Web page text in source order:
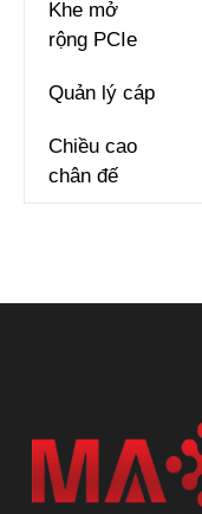
Khe mở
rộng PCIe
Quản lý cáp
Chiều cao
chân đế